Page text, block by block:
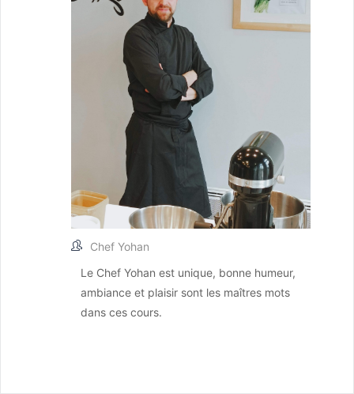
Chef Yohan
Le Chef Yohan est unique, bonne humeur,
ambiance et plaisir sont les maîtres mots
dans ces cours.